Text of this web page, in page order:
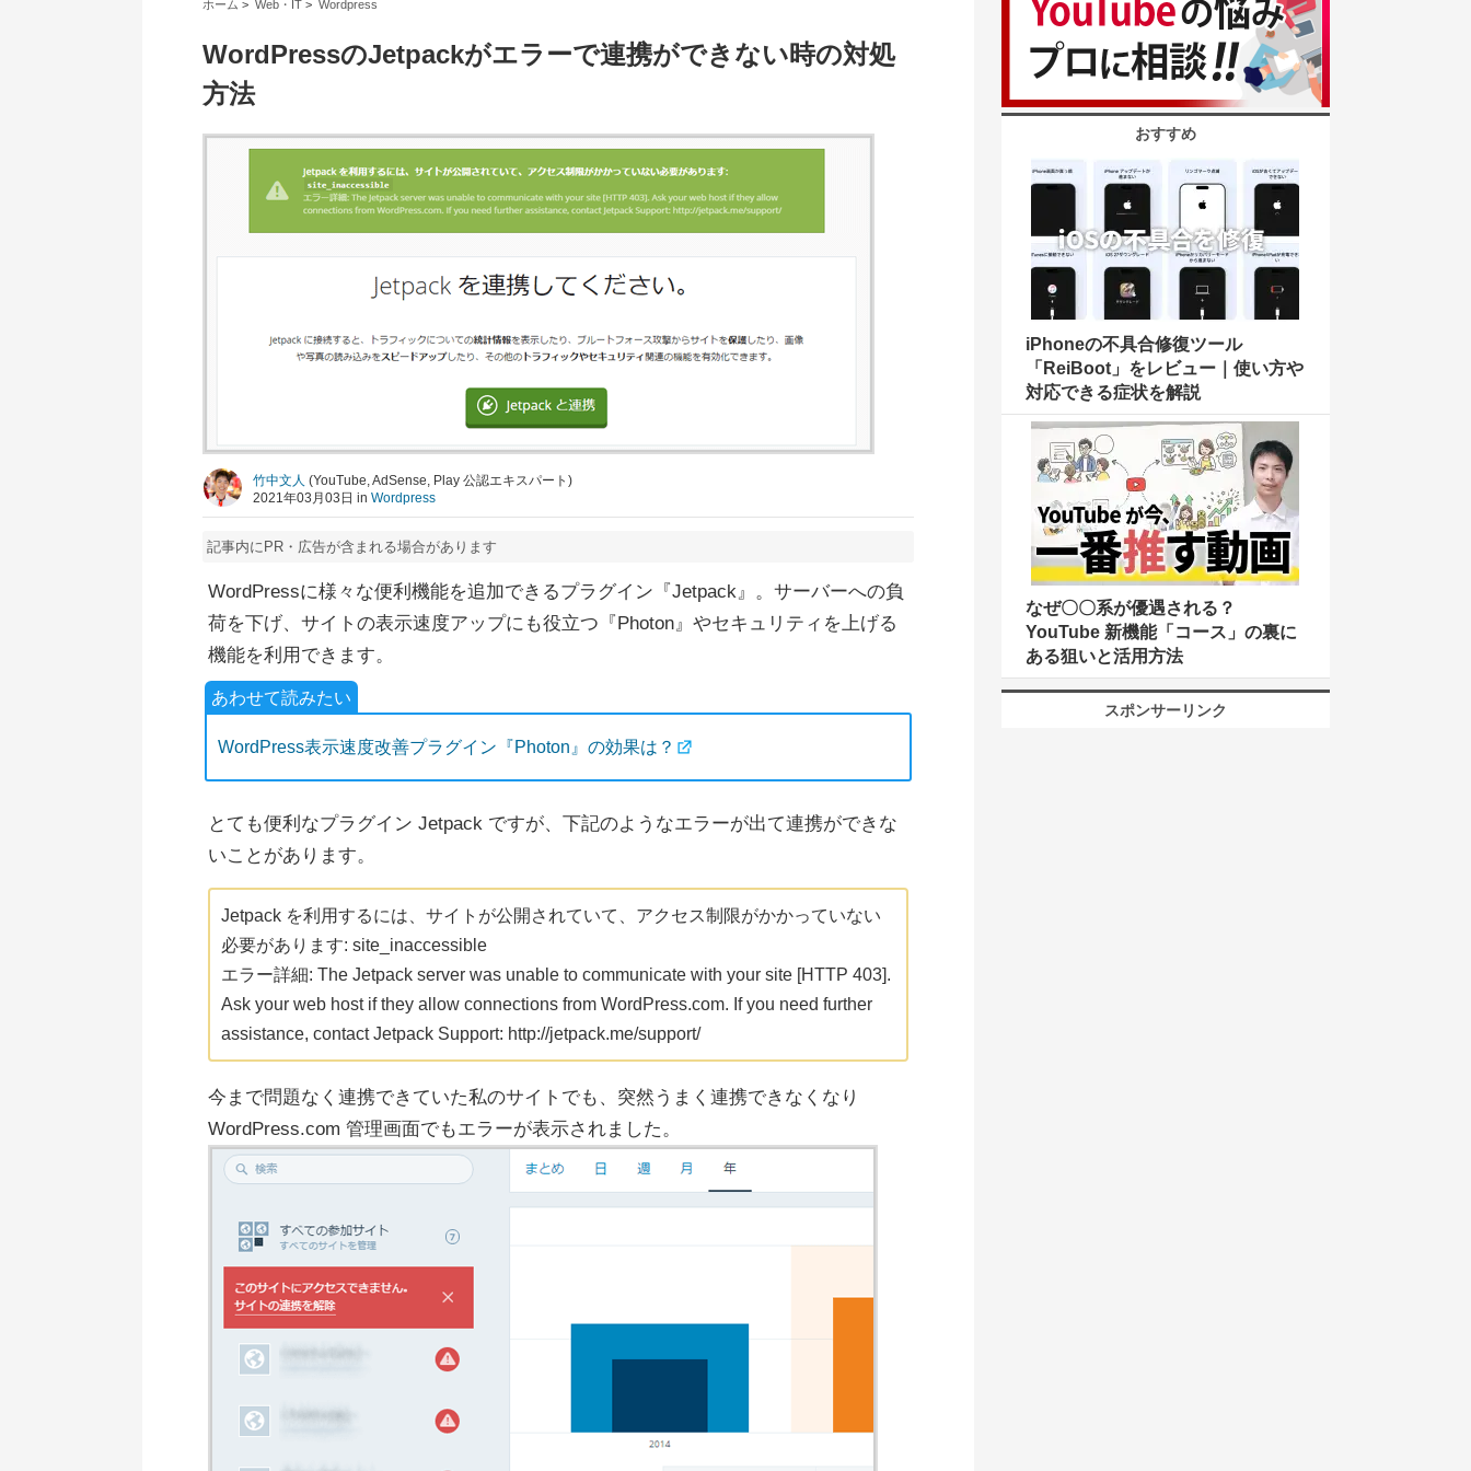
ホーム > Web・IT> Wordpress
WordPressのJetpackがエラーで連携ができない時の対処
方法
竹中文人 (YouTube, AdSense, Play 公認エキスパート)
2021年03月03日 in Wordpress
記事内にPR・広告が含まれる場合があります
WordPressに様々な便利機能を追加できるプラグイン『Jetpack』。サーバーへの負
荷を下げ、サイトの表示速度アップにも役立つ『Photon』やセキュリティを上げる
機能を利用できます。
WordPress表示速度改善プラグイン『Photon』の効果は？
とても便利なプラグイン Jetpack ですが、下記のようなエラーが出て連携ができな
いことがあります。
Jetpack を利用するには、サイトが公開されていて、アクセス制限がかかっていない
必要があります: site_inaccessible
エラー詳細: The Jetpack server was unable to communicate with your site [HTTP 403].
Ask your web host if they allow connections from WordPress.com. If you need further
assistance, contact Jetpack Support: http://jetpack.me/support/
今まで問題なく連携できていた私のサイトでも、突然うまく連携できなくなり
WordPress.com 管理画面でもエラーが表示されました。
おすすめ
iPhoneの不具合修復ツール
「ReiBoot」をレビュー｜使い方や
対応できる症状を解説
なぜ〇〇系が優遇される？
YouTube 新機能「コース」の裏に
ある狙いと活用方法
スポンサーリンク